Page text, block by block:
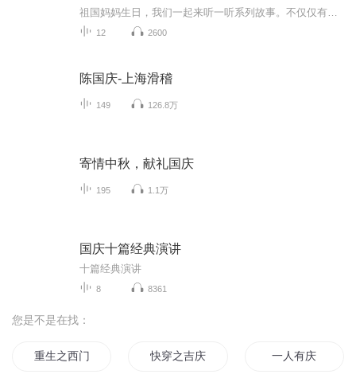
12 2600
陈国庆-上海滑稽
149 126.8万
寄情中秋，献礼国庆
195 1.1万
国庆十篇经典演讲
十篇经典演讲
8 8361
您是不是在找：
重生之西门庆 快穿之吉庆有余 一人有庆